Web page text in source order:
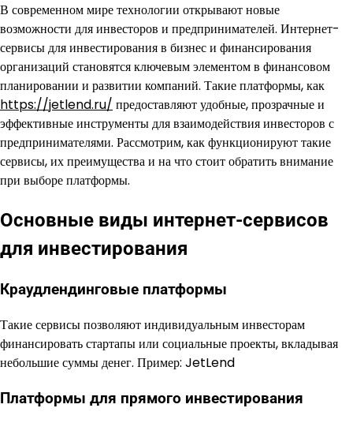
В современном мире технологии открывают новые
возможности для инвесторов и предпринимателей. Интернет-
сервисы для инвестирования в бизнес и финансирования
организаций становятся ключевым элементом в финансовом
планировании и развитии компаний. Такие платформы, как
https://jetlend.ru/ предоставляют удобные, прозрачные и
эффективные инструменты для взаимодействия инвесторов с
предпринимателями. Рассмотрим, как функционируют такие
сервисы, их преимущества и на что стоит обратить внимание
при выборе платформы.
Основные виды интернет-сервисов
для инвестирования
Краудлендинговые платформы
Такие сервисы позволяют индивидуальным инвесторам
финансировать стартапы или социальные проекты, вкладывая
небольшие суммы денег. Пример: JetLend
Платформы для прямого инвестирования